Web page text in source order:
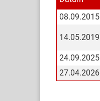
08.09.2015
14.05.2019
24.09.2025
27.04.2026